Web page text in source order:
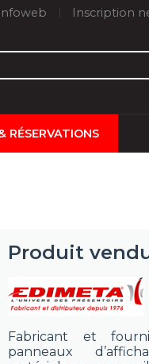
Inscription
RÉSERVATIONS
Produit
Fabricant et
panneaux